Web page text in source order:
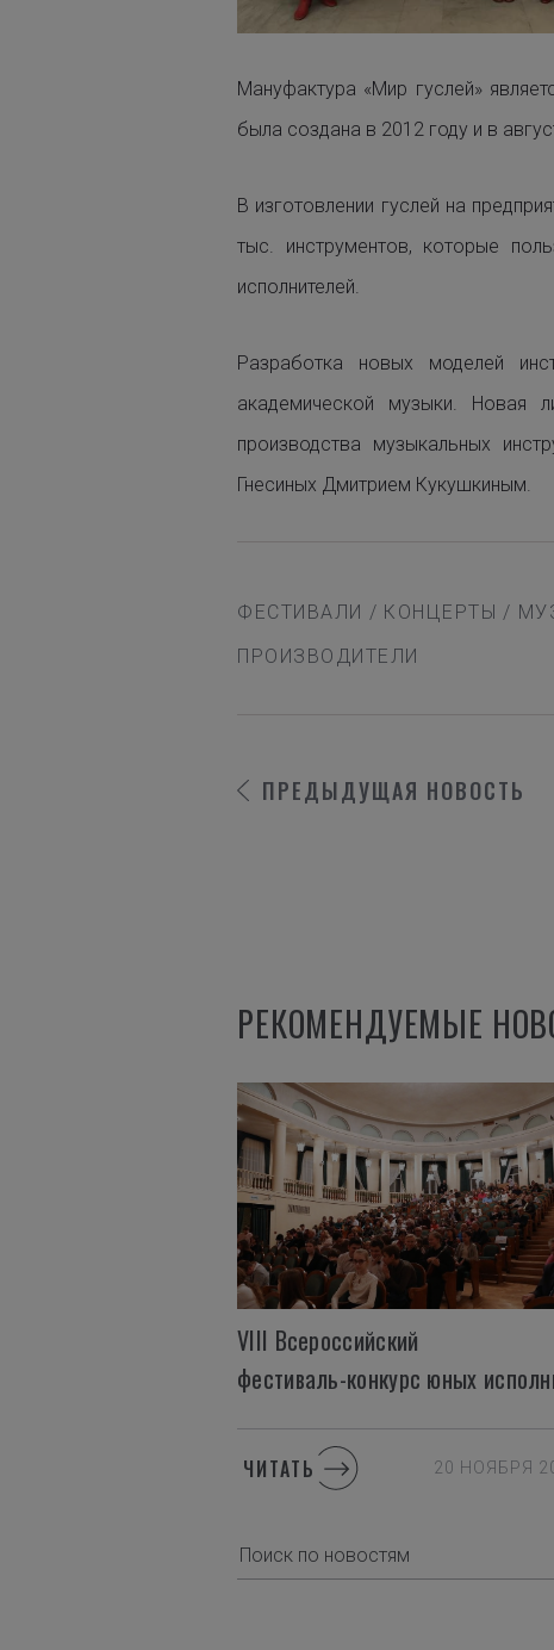
Мануфактура «Мир гуслей»
была создана в 2012 году и в
В изготовлении гуслей на
тыс. инструментов, которые
исполнителей.
Разработка новых моделей
академической музыки. Новая
производства музыкальных
Гнесиных Дмитрием Кукушкиным.
ФЕСТИВАЛИ / КОНЦЕРТЫ /
ПРОИЗВОДИТЕЛИ
ПРЕДЫДУЩАЯ НОВОСТЬ
РЕКОМЕНДУЕМЫЕ
VIII Всероссийский
ЧИТАТЬ 20 НОЯБРЯ